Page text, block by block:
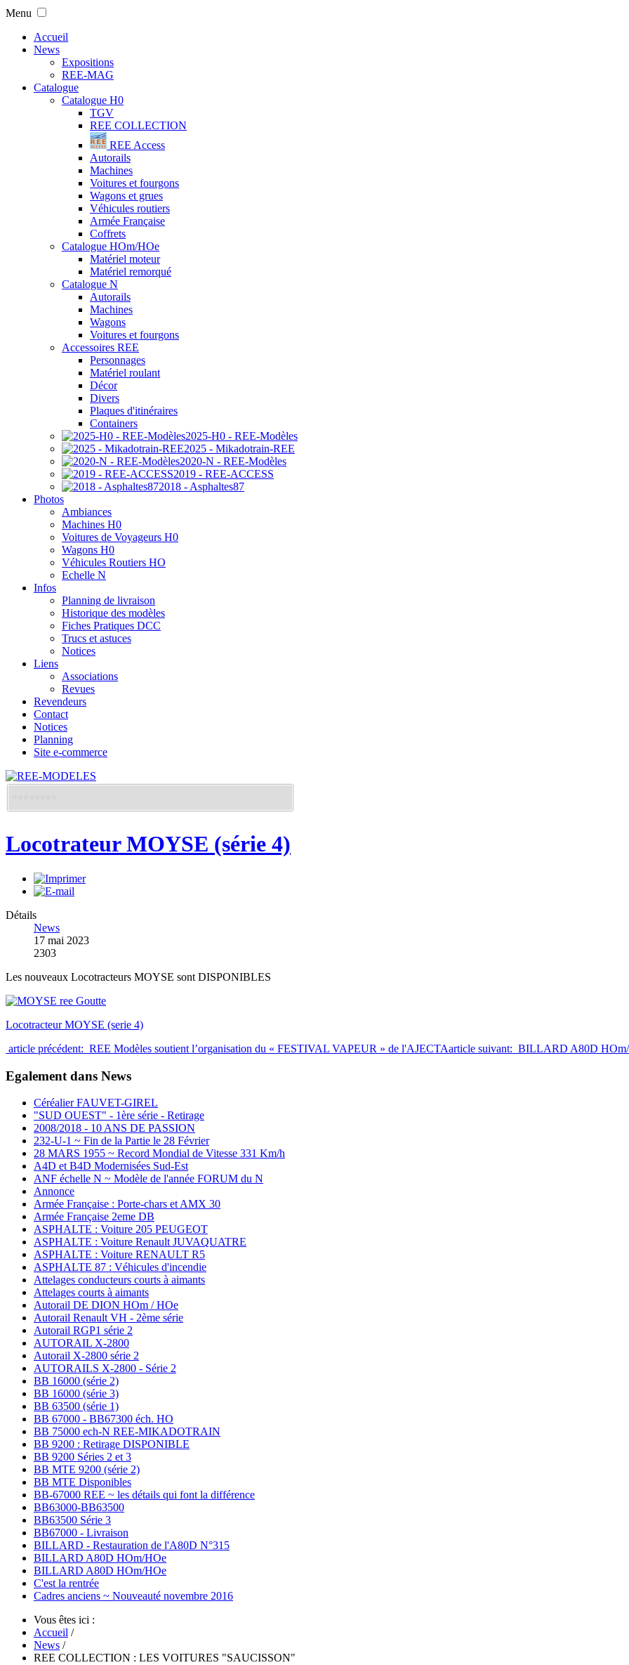
Menu
Accueil
News
Expositions
REE-MAG
Catalogue
Catalogue H0
TGV
REE COLLECTION
REE Access
Autorails
Machines
Voitures et fourgons
Wagons et grues
Véhicules routiers
Armée Française
Coffrets
Catalogue HOm/HOe
Matériel moteur
Matériel remorqué
Catalogue N
Autorails
Machines
Wagons
Voitures et fourgons
Accessoires REE
Personnages
Matériel roulant
Décor
Divers
Plaques d'itinéraires
Containers
2025-H0 - REE-Modèles
2025 - Mikadotrain-REE
2020-N - REE-Modèles
2019 - REE-ACCESS
2018 - Asphaltes87
Photos
Ambiances
Machines H0
Voitures de Voyageurs H0
Wagons H0
Véhicules Routiers HO
Echelle N
Infos
Planning de livraison
Historique des modèles
Fiches Pratiques DCC
Trucs et astuces
Notices
Liens
Associations
Revues
Revendeurs
Contact
Notices
Planning
Site e-commerce
Locotrateur MOYSE (série 4)
Détails
News
17 mai 2023
2303
Les nouveaux Locotracteurs MOYSE sont DISPONIBLES
Locotracteur MOYSE (serie 4)
article précédent: REE Modèles soutient l’organisation du « FESTIVAL VAPEUR » de l'AJECTAarticle suivant: BILLARD A80D
Egalement dans News
Céréalier FAUVET-GIREL
"SUD OUEST" - 1ère série - Retirage
2008/2018 - 10 ANS DE PASSION
232-U-1 ~ Fin de la Partie le 28 Février
28 MARS 1955 ~ Record Mondial de Vitesse 331 Km/h
A4D et B4D Modernisées Sud-Est
ANF échelle N ~ Modèle de l'année FORUM du N
Annonce
Armée Française : Porte-chars et AMX 30
Armée Française 2eme DB
ASPHALTE : Voiture 205 PEUGEOT
ASPHALTE : Voiture Renault JUVAQUATRE
ASPHALTE : Voiture RENAULT R5
ASPHALTE 87 : Véhicules d'incendie
Attelages conducteurs courts à aimants
Attelages courts à aimants
Autorail DE DION HOm / HOe
Autorail Renault VH - 2ème série
Autorail RGP1 série 2
AUTORAIL X-2800
Autorail X-2800 série 2
AUTORAILS X-2800 - Série 2
BB 16000 (série 2)
BB 16000 (série 3)
BB 63500 (série 1)
BB 67000 - BB67300 éch. HO
BB 75000 ech-N REE-MIKADOTRAIN
BB 9200 : Retirage DISPONIBLE
BB 9200 Séries 2 et 3
BB MTE 9200 (série 2)
BB MTE Disponibles
BB-67000 REE ~ les détails qui font la différence
BB63000-BB63500
BB63500 Série 3
BB67000 - Livraison
BILLARD - Restauration de l'A80D N°315
BILLARD A80D HOm/HOe
BILLARD A80D HOm/HOe
C'est la rentrée
Cadres anciens ~ Nouveauté novembre 2016
Vous êtes ici :
Accueil /
News /
REE COLLECTION : LES VOITURES "SAUCISSON"